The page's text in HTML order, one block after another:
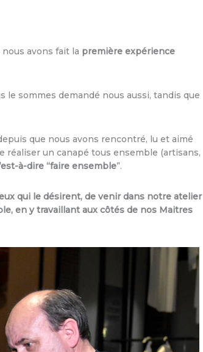
avons fait la première expérience
le sommes demandé nous aussi, tandis que
que nous avons rencontré, lu et aimé
un canapé tous ensemble (artisans,
à-dire “faire ensemble”.
qui le désirent, de venir dans notre atelier
en y travaillant aux côtés de nos Maitres